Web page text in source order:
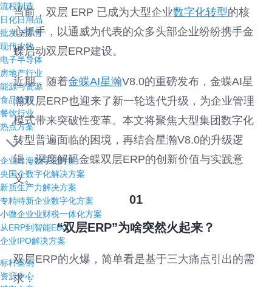
流程制造
日化日用品
批发与零售
现代农牧
电子半导体
房地产行业
能源与资源
食品饮料
餐饮行业
热点方案
企业出海数字化方案
央国企数字化解决方案
新质生产力解决方案
专精特新企业数字化方案
小微企业业财税一体化方案
从ERP到智能EBC
企业IPO解决方案
标杆案例
资源中心
当前，双层 ERP 已成为大型企业数字化转型的核
心抓手，以通威为代表的众多头部企业纷纷携手金
蝶启动双层ERP建设。
近期，随着金蝶AI星瀚V8.0的重磅发布，金蝶AI星
瀚双层ERP也迎来了新一轮迭代升级，为企业管理
模式带来突破性变革。本文将聚焦大型集团数字化
转型普遍面临的困境，再结合星瀚V8.0的升级逻
辑，深度解码金蝶双层ERP的创新价值与实践意
义。
01
“双层ERP”为啥突然火起来？
双层ERP的火爆，简单看是基于三大痛点引出的需
求：